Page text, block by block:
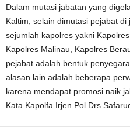
Dalam mutasi jabatan yang
Kaltim, selain dimutasi pejabat di
sejumlah kapolres yakni
Kapolres Malinau, Kapolres
pejabat adalah bentuk
alasan lain adalah beberapa
karena mendapat promosi naik
Kata Kapolfa Irjen Pol Drs